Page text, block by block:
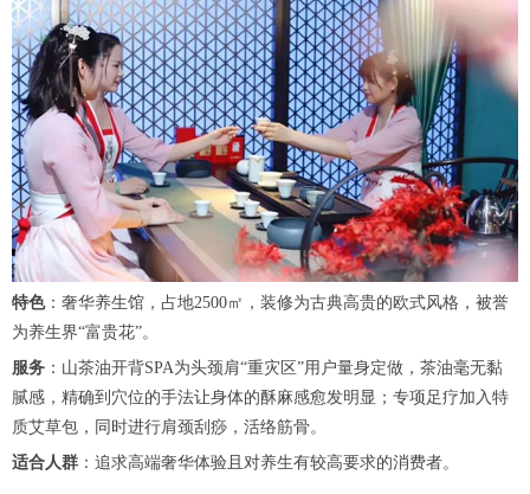
特色：奢华养生馆，占地2500㎡，装修为古典高贵的欧式风格，被誉
为养生界“富贵花”。
服务 ：山茶油开背SPA为头颈肩“重灾区”用户量身定做，茶油毫无黏
腻感，精确到穴位的手法让身体的酥麻感愈发明显；专项足疗加入特
质艾草包，同时进行肩颈刮痧，活络筋骨。
适合人群 ：追求高端奢华体验且对养生有较高要求的消费者。